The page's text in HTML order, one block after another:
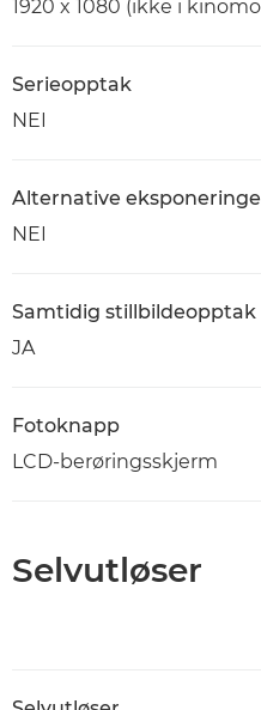
1920 x 1080 (ikke i
Serieopptak
NEI
Alternative
NEI
Samtidig stillbildeopptak
JA
Fotoknapp
LCD-berøringsskjerm
Selvutløser